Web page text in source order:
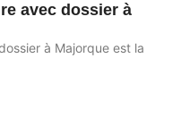
avec dossier à
à Majorque est la